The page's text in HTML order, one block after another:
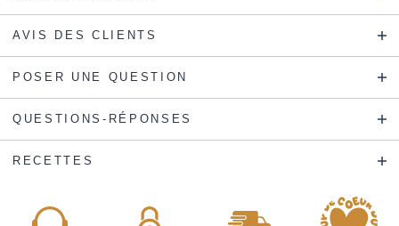
AVIS DES CLIENTS
POSER UNE QUESTION
QUESTIONS-RÉPONSES
RECETTES